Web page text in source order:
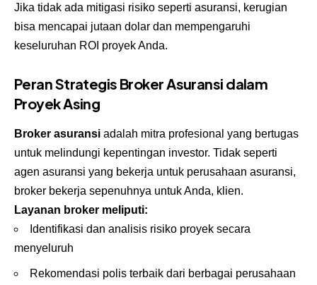
Jika tidak ada mitigasi risiko seperti asuransi, kerugian
bisa mencapai jutaan dolar dan mempengaruhi
keseluruhan ROI proyek Anda.
Peran Strategis Broker Asuransi dalam
Proyek Asing
Broker asuransi adalah mitra profesional yang bertugas
untuk melindungi kepentingan investor. Tidak seperti
agen asuransi yang bekerja untuk perusahaan asuransi,
broker bekerja sepenuhnya untuk Anda, klien.
Layanan broker meliputi:
Identifikasi dan analisis risiko proyek secara
menyeluruh
Rekomendasi polis terbaik dari berbagai perusahaan